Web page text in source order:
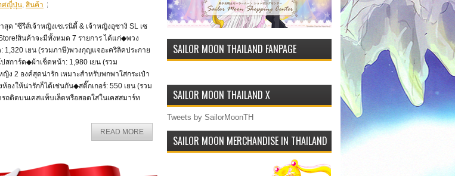
ศญี่ปุ่น, สินค้า
ด "ซีรีส์เจ้าหญิงเซเรนิตี้ & เจ้าหญิงอุซางิ SL เซ
สินค้าจะมีทั้งหมด 7 รายการ ได้แก่◆พวง
1,320 เยน (รวมภาษี)พวงกุญแจอะคริลิคประกาย
สการ์ด◆ผ้าเช็ดหน้า: 1,980 เยน (รวม
ง 2 องค์สุดน่ารัก เหมาะสำหรับพกพาใส่กระเป๋า
องให้น่ารักก็ได้เช่นกัน◆สติ๊กเกอร์: 550 เยน (รวม
ถติดบนเคสแท็บเล็ตหรือสอดใส่ในเคสสมาร์ท
READ MORE
SAILOR MOON THAILAND FANPAGE
SAILOR MOON THAILAND X
Tweets by SailorMoonTH
SAILOR MOON MERCHANDISE IN THAILAND